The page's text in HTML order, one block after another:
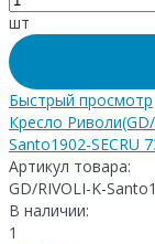
шт
Быстрый просмотр
Кресло
Santo1902-SECRU
Артикул товара:
GD/RIVOLI-K-
В наличии:
1